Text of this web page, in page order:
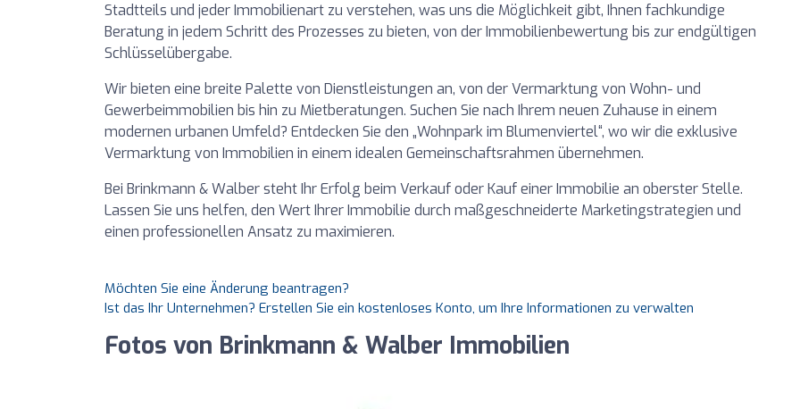
Stadtteils und jeder Immobilienart zu verstehen, was uns die Möglichkeit gibt, Ihnen fachkundige
Beratung in jedem Schritt des Prozesses zu bieten, von der Immobilienbewertung bis zur endgültigen
Schlüsselübergabe.
Wir bieten eine breite Palette von Dienstleistungen an, von der Vermarktung von Wohn- und
Gewerbeimmobilien bis hin zu Mietberatungen. Suchen Sie nach Ihrem neuen Zuhause in einem
modernen urbanen Umfeld? Entdecken Sie den „Wohnpark im Blumenviertel“, wo wir die exklusive
Vermarktung von Immobilien in einem idealen Gemeinschaftsrahmen übernehmen.
Bei Brinkmann & Walber steht Ihr Erfolg beim Verkauf oder Kauf einer Immobilie an oberster Stelle.
Lassen Sie uns helfen, den Wert Ihrer Immobilie durch maßgeschneiderte Marketingstrategien und
einen professionellen Ansatz zu maximieren.
Möchten Sie eine Änderung beantragen?
Ist das Ihr Unternehmen? Erstellen Sie ein kostenloses Konto, um Ihre Informationen zu verwalten
Fotos von Brinkmann & Walber Immobilien